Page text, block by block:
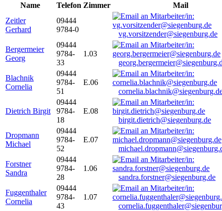
Name
Telefon Zimmer
Mail
Zeitler
Gerhard
09444
9784-0
vg.vorsitzender@siegenburg.de
Bergermeier
Georg
09444
9784-
33
1.03
Blachnik
Cornelia
09444
9784-
51
E.06
Dietrich Birgit
09444
9784-
18
E.08
birgit.dietrich@siegenburg.de
Dropmann
Michael
09444
9784-
52
E.07
Forstner
Sandra
09444
9784-
28
1.06
sandra.forstner@siegenburg.de
Fuggenthaler
Cornelia
09444
9784-
43
1.07